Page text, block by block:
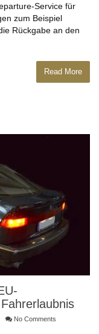
Service für
zum Beispiel
Rückgabe an den
Read More
No Comments